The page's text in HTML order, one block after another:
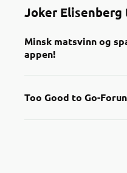
Joker Elisenberg
Minsk matsvinn og
appen!
Too Good to Go-